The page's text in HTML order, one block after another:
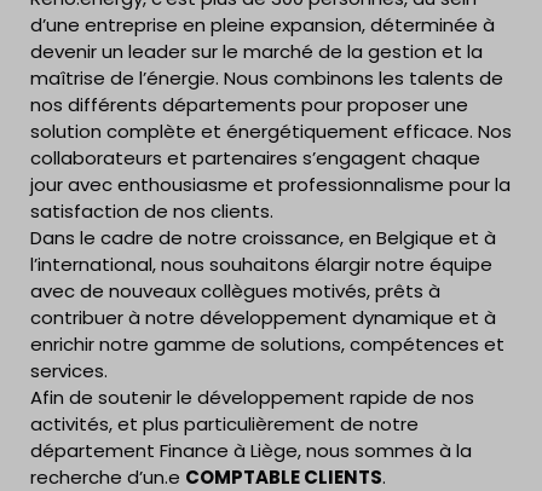
d’une entreprise en pleine expansion, déterminée à
devenir un leader sur le marché de la gestion et la
maîtrise de l’énergie. Nous combinons les talents de
nos différents départements pour proposer une
solution complète et énergétiquement efficace. Nos
collaborateurs et partenaires s’engagent chaque
jour avec enthousiasme et professionnalisme pour la
satisfaction de nos clients.
Dans le cadre de notre croissance, en Belgique et à
l’international, nous souhaitons élargir notre équipe
avec de nouveaux collègues motivés, prêts à
contribuer à notre développement dynamique et à
enrichir notre gamme de solutions, compétences et
services.
Afin de soutenir le développement rapide de nos
activités, et plus particulièrement de notre
département Finance à Liège, nous sommes à la
recherche d’un.e COMPTABLE CLIENTS.